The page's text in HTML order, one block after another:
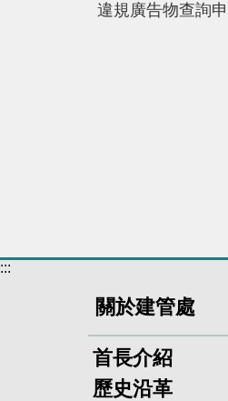
違規廣告物查詢
:::
關於建管處
首長介紹
歷史沿革